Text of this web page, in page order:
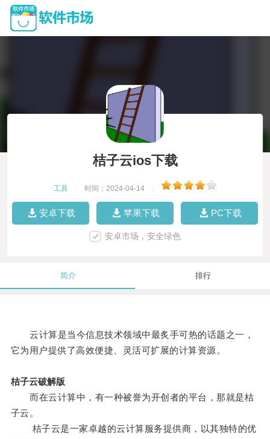
桔子云ios下载
工具 时间：2024-04-14
安卓下载 苹果下载 PC下载
安卓市场，安全绿色
简介 排行
云计算是当今信息技术领域中最炙手可热的话题之一，
它为用户提供了高效便捷、灵活可扩展的计算资源。
桔子云破解版
而在云计算中，有一种被誉为开创者的平台，那就是桔
子云。
桔子云是一家卓越的云计算服务提供商，以其独特的优